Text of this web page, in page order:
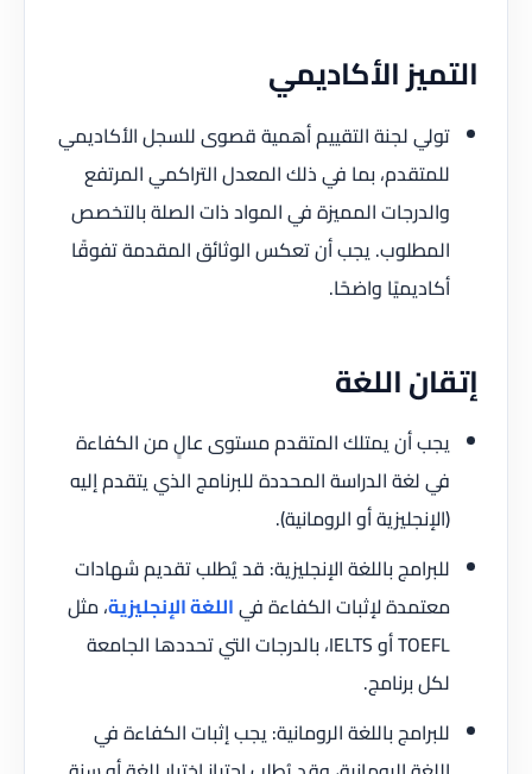
التميز الأكاديمي
تولي لجنة التقييم أهمية قصوى للسجل الأكاديمي
للمتقدم، بما في ذلك المعدل التراكمي المرتفع
والدرجات المميزة في المواد ذات الصلة بالتخصص
المطلوب. يجب أن تعكس الوثائق المقدمة تفوقًا
أكاديميًا واضحًا.
إتقان اللغة
يجب أن يمتلك المتقدم مستوى عالٍ من الكفاءة
في لغة الدراسة المحددة للبرنامج الذي يتقدم إليه
(الإنجليزية أو الرومانية).
للبرامج باللغة الإنجليزية: قد يُطلب تقديم شهادات
معتمدة لإثبات الكفاءة فياللغة الإنجليزية، مثل
TOEFL أو IELTS، بالدرجات التي تحددها الجامعة
لكل برنامج.
للبرامج باللغة الرومانية: يجب إثبات الكفاءة في